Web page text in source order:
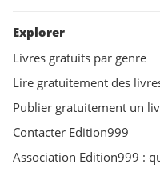
Explorer
Livres gratuits par genre
Lire gratuitement des
Publier gratuitement un
Contacter Edition999
Association Edition999 :